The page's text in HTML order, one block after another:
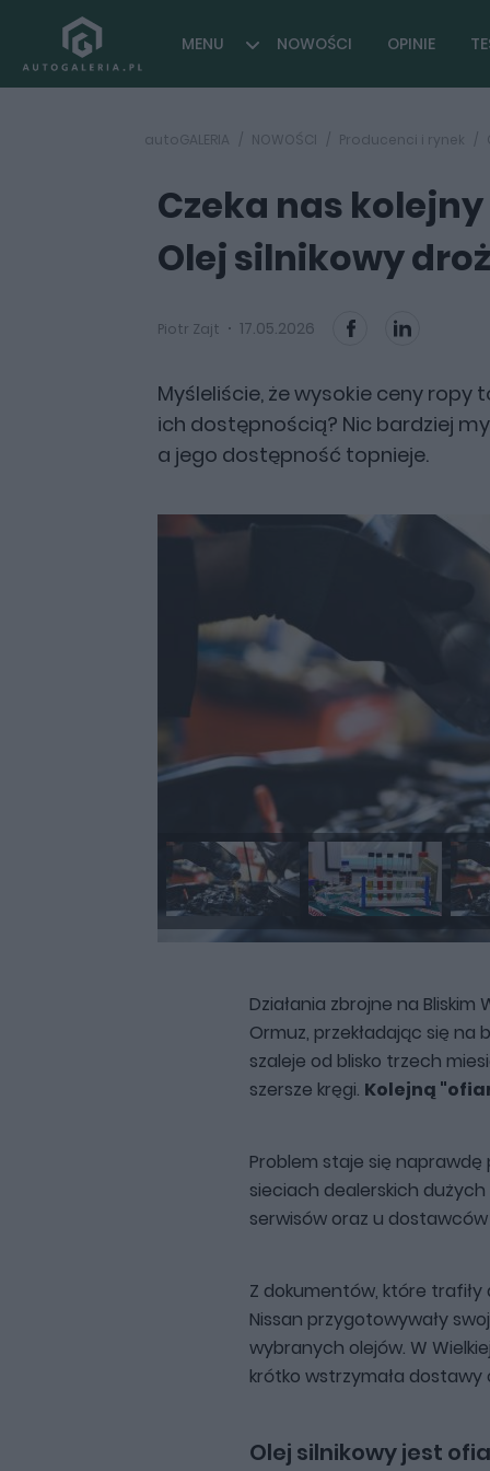
MENU NOWOŚCI OPINIE
autoGALERIA NOWOŚCI Producenci i rynek
Czeka nas
Olej silnikowy
Piotr Zajt 17.05.2026
Myśleliście, że wysokie ceny ropy
ich dostępnością? Nic bardziej
a jego dostępność topnieje.
Działania zbrojne na
Ormuz, przekładając się na
szaleje od blisko trzech
szersze kręgi. Kolejną
Problem staje się
sieciach dealerskich
serwisów oraz u
Z dokumentów, które trafiły
Nissan przygotowywały
wybranych olejów. W
krótko wstrzymała dostawy
Olej silnikowy jest